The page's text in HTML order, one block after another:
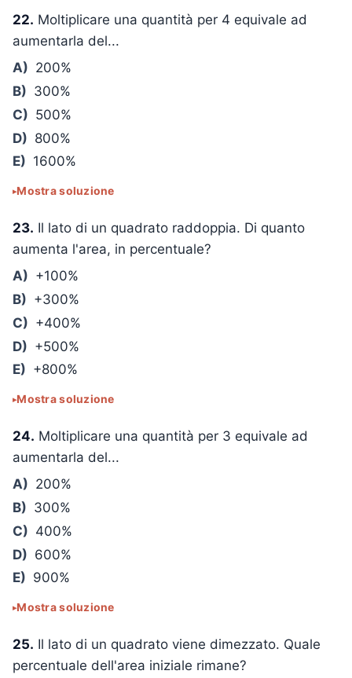
22. Moltiplicare una quantità per 4 equivale ad
aumentarla del...
A) 200%
B) 300%
C) 500%
D) 800%
E) 1600%
Mostra soluzione
23. Il lato di un quadrato raddoppia. Di quanto
aumenta l'area, in percentuale?
A) +100%
B) +300%
C) +400%
D) +500%
E) +800%
Mostra soluzione
24. Moltiplicare una quantità per 3 equivale ad
aumentarla del...
A) 200%
B) 300%
C) 400%
D) 600%
E) 900%
Mostra soluzione
25. Il lato di un quadrato viene dimezzato. Quale
percentuale dell'area iniziale rimane?